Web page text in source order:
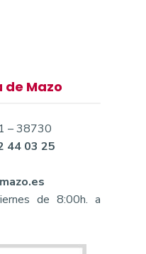
Mazo
– 38730
44 03 25
de 8:00h. a